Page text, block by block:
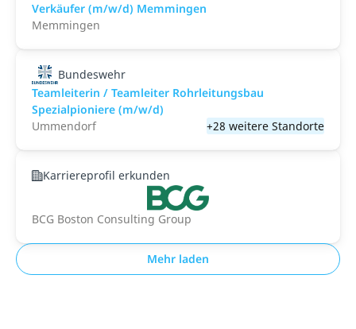
Verkäufer (m/w/d) Memmingen
Memmingen
Bundeswehr
Teamleiterin / Teamleiter Rohrleitungsbau
Spezialpioniere (m/w/d)
Ummendorf
+28 weitere Standorte
Karriereprofil erkunden
BCG Boston Consulting Group
Mehr laden